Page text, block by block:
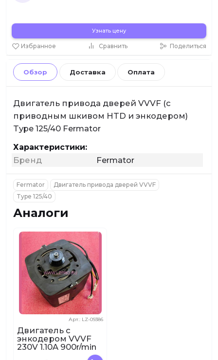
Избранное Сравнить Поделиться
Узнать цену
Обзор Доставка Оплата
Двигатель привода дверей VVVF (с
приводным шкивом HTD и энкодером)
Type 125/40 Fermator
Характеристики:
Бренд Fermator
Fermator
Двигатель привода дверей VVVF
Type 125/40
Аналоги
Арт.: LZ-09386
Двигатель с
энкодером VVVF
230V 1,10A 900r/min